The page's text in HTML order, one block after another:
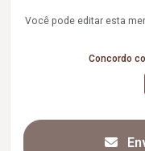
Você pode editar esta
Concordo